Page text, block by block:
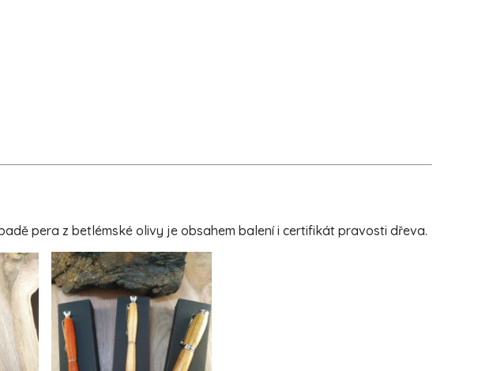
pera z betlémské olivy je obsahem balení i certifikát pravosti dřeva.